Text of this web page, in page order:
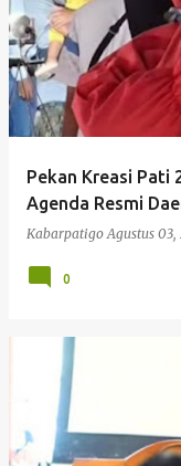
Pekan Kreasi Pati
Agenda Resmi
Kabarpatigo Agustus
0